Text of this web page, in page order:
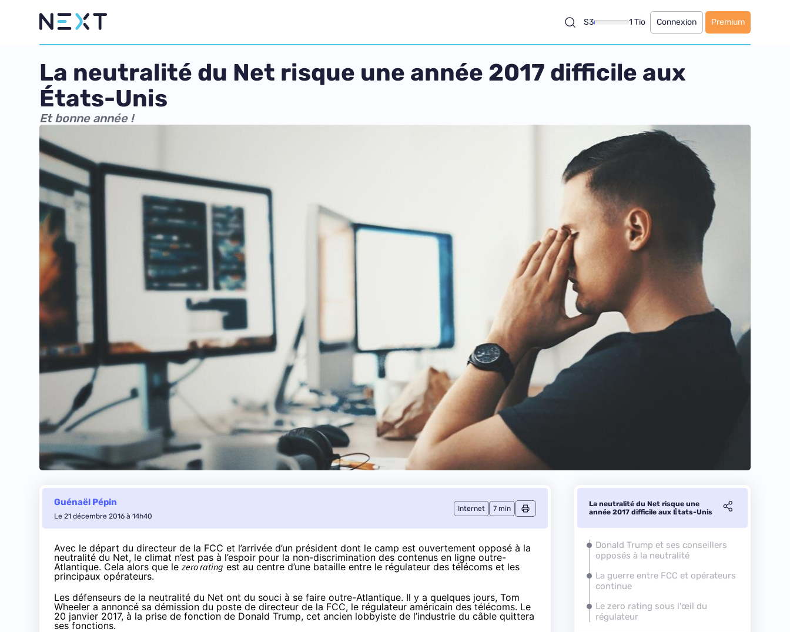
S3 1 Tio Connexion Premium
La neutralité du Net risque une année 2017 difficile aux
États-Unis
Et bonne année !
Guénaël Pépin
Le 21 décembre 2016 à 14h40
Internet 7 min
Avec le départ du directeur de la FCC et l’arrivée d’un président dont le camp est ouvertement opposé à la
neutralité du Net, le climat n’est pas à l’espoir pour la non-discrimination des contenus en ligne outre-
Atlantique. Cela alors que le zero rating est au centre d’une bataille entre le régulateur des télécoms et les
principaux opérateurs.
Les défenseurs de la neutralité du Net ont du souci à se faire outre-Atlantique. Il y a quelques jours, Tom
Wheeler a annoncé sa démission du poste de directeur de la FCC, le régulateur américain des télécoms. Le
20 janvier 2017, à la prise de fonction de Donald Trump, cet ancien lobbyiste de l’industrie du câble quittera
ses fonctions.
La neutralité du Net risque une
année 2017 difficile aux États-Unis
Donald Trump et ses conseillers
opposés à la neutralité
La guerre entre FCC et opérateurs
continue
Le zero rating sous l'œil du
régulateur